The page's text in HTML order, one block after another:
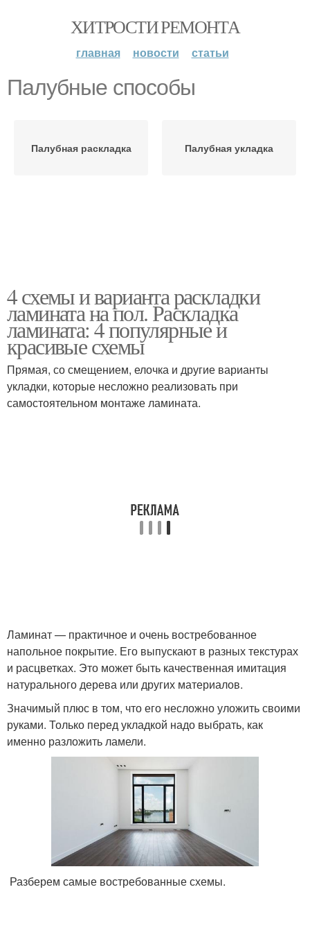
ХИТРОСТИ РЕМОНТА
главная новости статьи
Палубные способы
Палубная раскладка Палубная укладка
4 схемы и варианта раскладки
ламината на пол. Раскладка
ламината: 4 популярные и
красивые схемы
Прямая, со смещением, елочка и другие варианты
укладки, которые несложно реализовать при
самостоятельном монтаже ламината.
Ламинат — практичное и очень востребованное
напольное покрытие. Его выпускают в разных текстурах
и расцветках. Это может быть качественная имитация
натурального дерева или других материалов.
Значимый плюс в том, что его несложно уложить своими
руками. Только перед укладкой надо выбрать, как
именно разложить ламели.
Разберем самые востребованные схемы.